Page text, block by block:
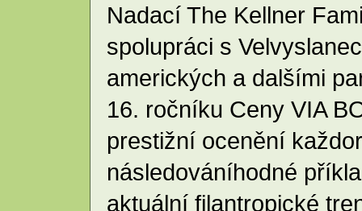
Nadací The Kellner
spolupráci s
amerických a dalšími
16. ročníku Ceny VIA
prestižní ocenění
následováníhodné
aktuální filantropické